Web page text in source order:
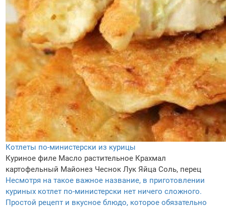
Котлеты по-министерски из курицы
Куриное филе Масло растительное Крахмал
картофельный Майонез Чеснок Лук Яйца Соль, перец
Несмотря на такое важное название, в приготовлении
куриных котлет по-министерски нет ничего сложного.
Простой рецепт и вкусное блюдо, которое обязательно